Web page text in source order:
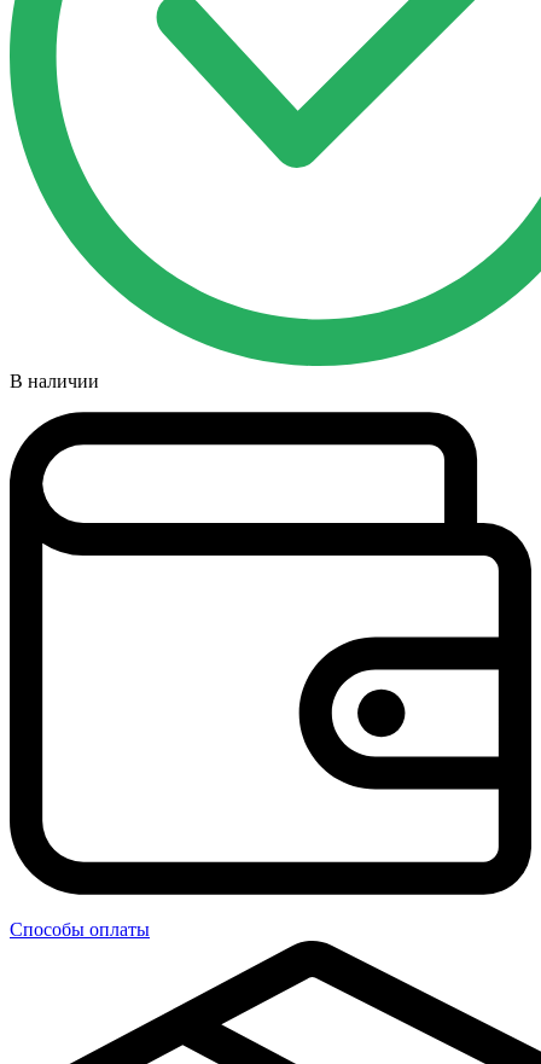
В наличии
Способы оплаты